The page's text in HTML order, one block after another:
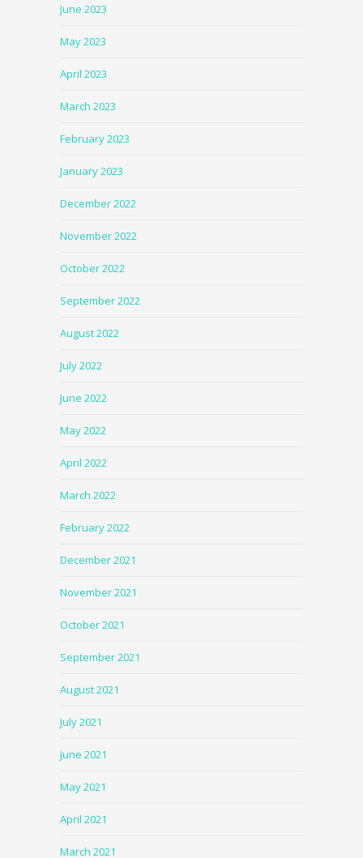
June 2023
May 2023
April 2023
March 2023
February 2023
January 2023
December 2022
November 2022
October 2022
September 2022
August 2022
July 2022
June 2022
May 2022
April 2022
March 2022
February 2022
December 2021
November 2021
October 2021
September 2021
August 2021
July 2021
June 2021
May 2021
April 2021
March 2021